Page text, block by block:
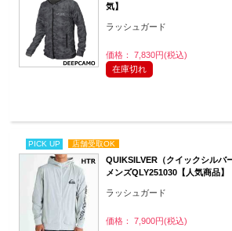
気】
ラッシュガード
価格： 7,830円(税込)
在庫切れ
PICK UP 店舗受取OK
QUIKSILVER（クイックシル
メンズQLY251030【人気商品】
ラッシュガード
価格： 7,900円(税込)